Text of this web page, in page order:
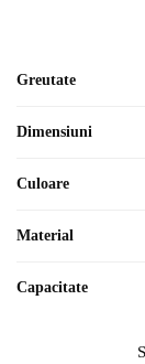
Greutate
Dimensiuni
Culoare
Material
Capacitate